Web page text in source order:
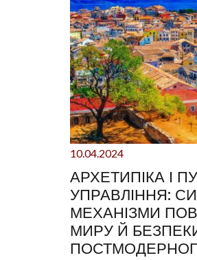
10.04.2024
АРХЕТИПІКА І
УПРАВЛІННЯ:
МЕХАНІЗМИ
МИРУ Й